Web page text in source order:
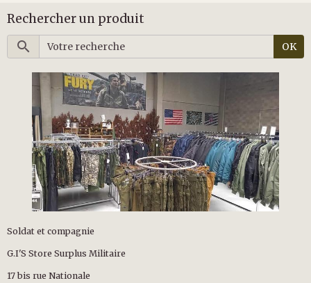
Rechercher un produit
OK
Soldat et compagnie
G.I'S Store Surplus Militaire
17 bis rue Nationale